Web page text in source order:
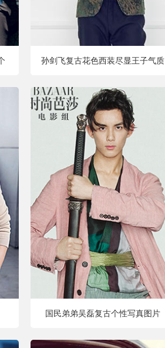
孙剑飞复古花色西装尽显王子气质
国民弟弟吴磊复古个性写真图片